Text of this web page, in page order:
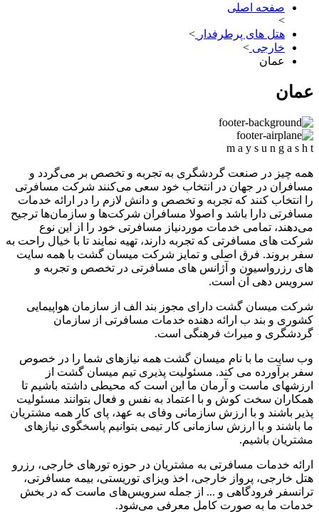
صفحه اصلی
>
هتل های پرطرفدار >
خارجی >
عمان
عمان
m a y s u n g a s h t
همه چیز در صنعت گردشگری به تجربه و تخصص بر می‌گردد و
مسافران در جهان در انتخاب خود سعی می‌کنند شرکت مسافرتی
را انتخاب کنند که تجربه و تخصص و دانش لازم را در ارائه خدمات
مسافرتی دارا باشد و اصولا مسافران شرکت‌ها و سازمان‌ها ترجیح
می‌دهند، تمامی خدمات موردنیاز مسافرتی خود را از این نوع
شرکت های مسافرتی که تجربه دارند، تهیه نمایند تا با خیال راحت به
سفر بروند. فرق اصلی و تمایز شرکت میسان گشت با همه سایت
های رزرواسیون و آژانس های مسافرتی در تخصص و تجربه و
سرویس دهی آن است.
شرکت میسان گشت دارای مجوز بند الف از سازمان هواپیمایی
کشوری و بند ب ارائه دهنده خدمات مسافرتی از سازمان
گردشگری و میراث فرهنگی است.
وب سایت ما با نام میسان گشت همه نیازهای شما را در خصوص
سفر برآورده می کند. مسئولیت پذیری تیم میسان گشت از
ارزشهای ماست و آرمان ما این است که محیطی داشته باشیم تا
همکاران سخت کوش و با اعتماد به نفس و فعال بتوانند مسئولیت
پذیر باشند و با ارزش سازمانی وفای به عهد، پای کار همه مشتریان
ما باشند و با ارزش سازمانی کار تیمی بتوانیم پاسخگوی نیازهای
مشتریان باشیم.
ارائه خدمات مسافرتی به مشتریان در حوزه تورهای خارجی، رزرو
هتل خارجی، پرواز خارجی، اخذ ویزای توریستی، بیمه مسافرتی،
ترانسفر فرودگاهی و ... از جمله سرویس‌های ماست که در بخش
خدمات ما به صورت کامل معرفی می‌شود.